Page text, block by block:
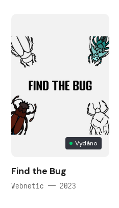
Vydáno
Find the Bug
Webnetic — 2023